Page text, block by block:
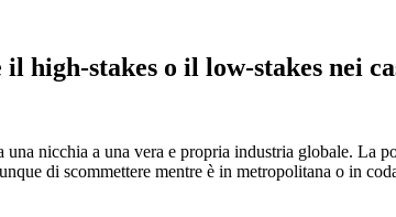
high‑stakes o il low‑stakes nei
nicchia a una vera e propria industria globale. La
di scommettere mentre è in metropolitana o in